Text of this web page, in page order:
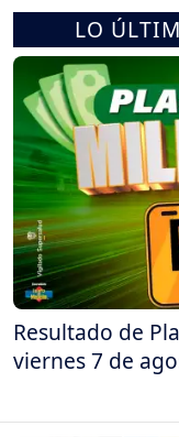
LO
Resultado de
viernes 7 de